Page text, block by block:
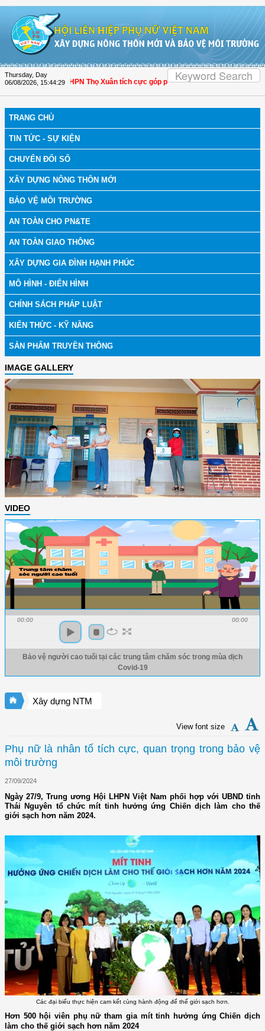
Thursday, Day
06/08/2026 15:44:30
Hóa: Hội LHPN Thọ Xuân tích cực góp phần nâng cao tỷ lệ người dân tham
TRANG CHỦ
TIN TỨC - SỰ KIỆN
CHUYỂN ĐỔI SỐ
XÂY DỰNG NÔNG THÔN MỚI
BẢO VỆ MÔI TRƯỜNG
AN TOÀN CHO PN&TE
AN TOÀN GIAO THÔNG
XÂY DỰNG GIA ĐÌNH HẠNH PHÚC
MÔ HÌNH - ĐIỂN HÌNH
CHÍNH SÁCH PHÁP LUẬT
KIẾN THỨC - KỸ NĂNG
SẢN PHẨM TRUYỀN THÔNG
IMAGE GALLERY
VIDEO
00:00 00:00
Bảo vệ người cao tuổi tại các trung tâm chăm sóc trong mùa dịch
Covid-19
Xây dựng NTM
View font size
Phụ nữ là nhân tố tích cực, quan trọng trong bảo vệ
môi trường
27/09/2024
Ngày 27/9, Trung ương Hội LHPN Việt Nam phối hợp với UBND tỉnh
Thái Nguyên tổ chức mít tinh hưởng ứng Chiến dịch làm cho thế
giới sạch hơn năm 2024.
Các đại biểu thực hiện cam kết cùng hành động để thế giới sạch hơn.
Hơn 500 hội viên phụ nữ tham gia mít tinh hưởng ứng Chiến dịch
làm cho thế giới sạch hơn năm 2024